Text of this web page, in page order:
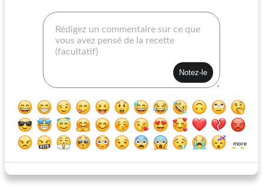
sandwichs végétaliens Crumpets Eggy au bacon
more